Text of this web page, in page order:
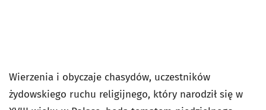
Wierzenia i obyczaje chasydów, uczestników
żydowskiego ruchu religijnego, który narodził się w